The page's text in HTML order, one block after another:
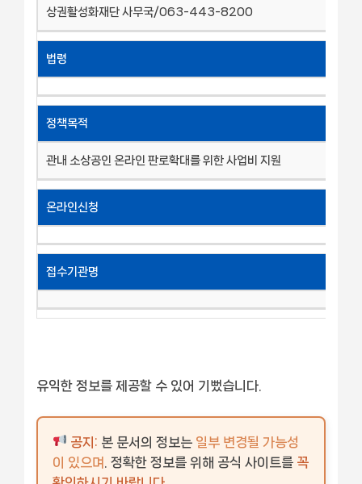
상권활성화재단 사무국/063-443-8200
법령
정책목적
관내 소상공인 온라인 판로확대를 위한 사업비 지원
온라인신청
접수기관명
유익한 정보를 제공할 수 있어 기뻤습니다.
공지: 본 문서의 정보는 일부 변경될 가능성
이 있으며
. 정확한 정보를 위해 공식 사이트를 꼭